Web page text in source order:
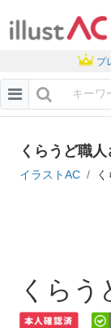
プ
くらうど職
イラストAC
くらう